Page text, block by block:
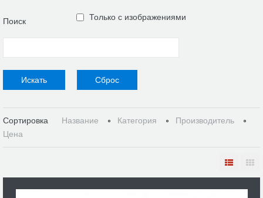
Поиск Только с изображениями
Сортировка Название Категория
Производитель
Цена